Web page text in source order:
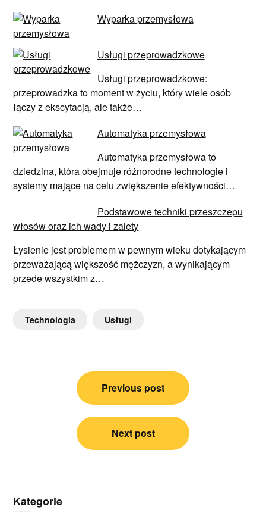
Wyparka przemysłowa
Usługi przeprowadzkowe
Usługi przeprowadzkowe:
przeprowadzka to moment w życiu, który wiele osób
łączy z ekscytacją, ale także…
Automatyka przemysłowa
Automatyka przemysłowa to
dziedzina, która obejmuje różnorodne technologie i
systemy mające na celu zwiększenie efektywności…
Podstawowe techniki przeszczepu
włosów oraz ich wady i zalety
Łysienie jest problemem w pewnym wieku dotykającym
przeważającą większość mężczyzn, a wynikającym
przede wszystkim z…
Technologia Usługi
Nawigacja
Previous post
Next post
Kategorie